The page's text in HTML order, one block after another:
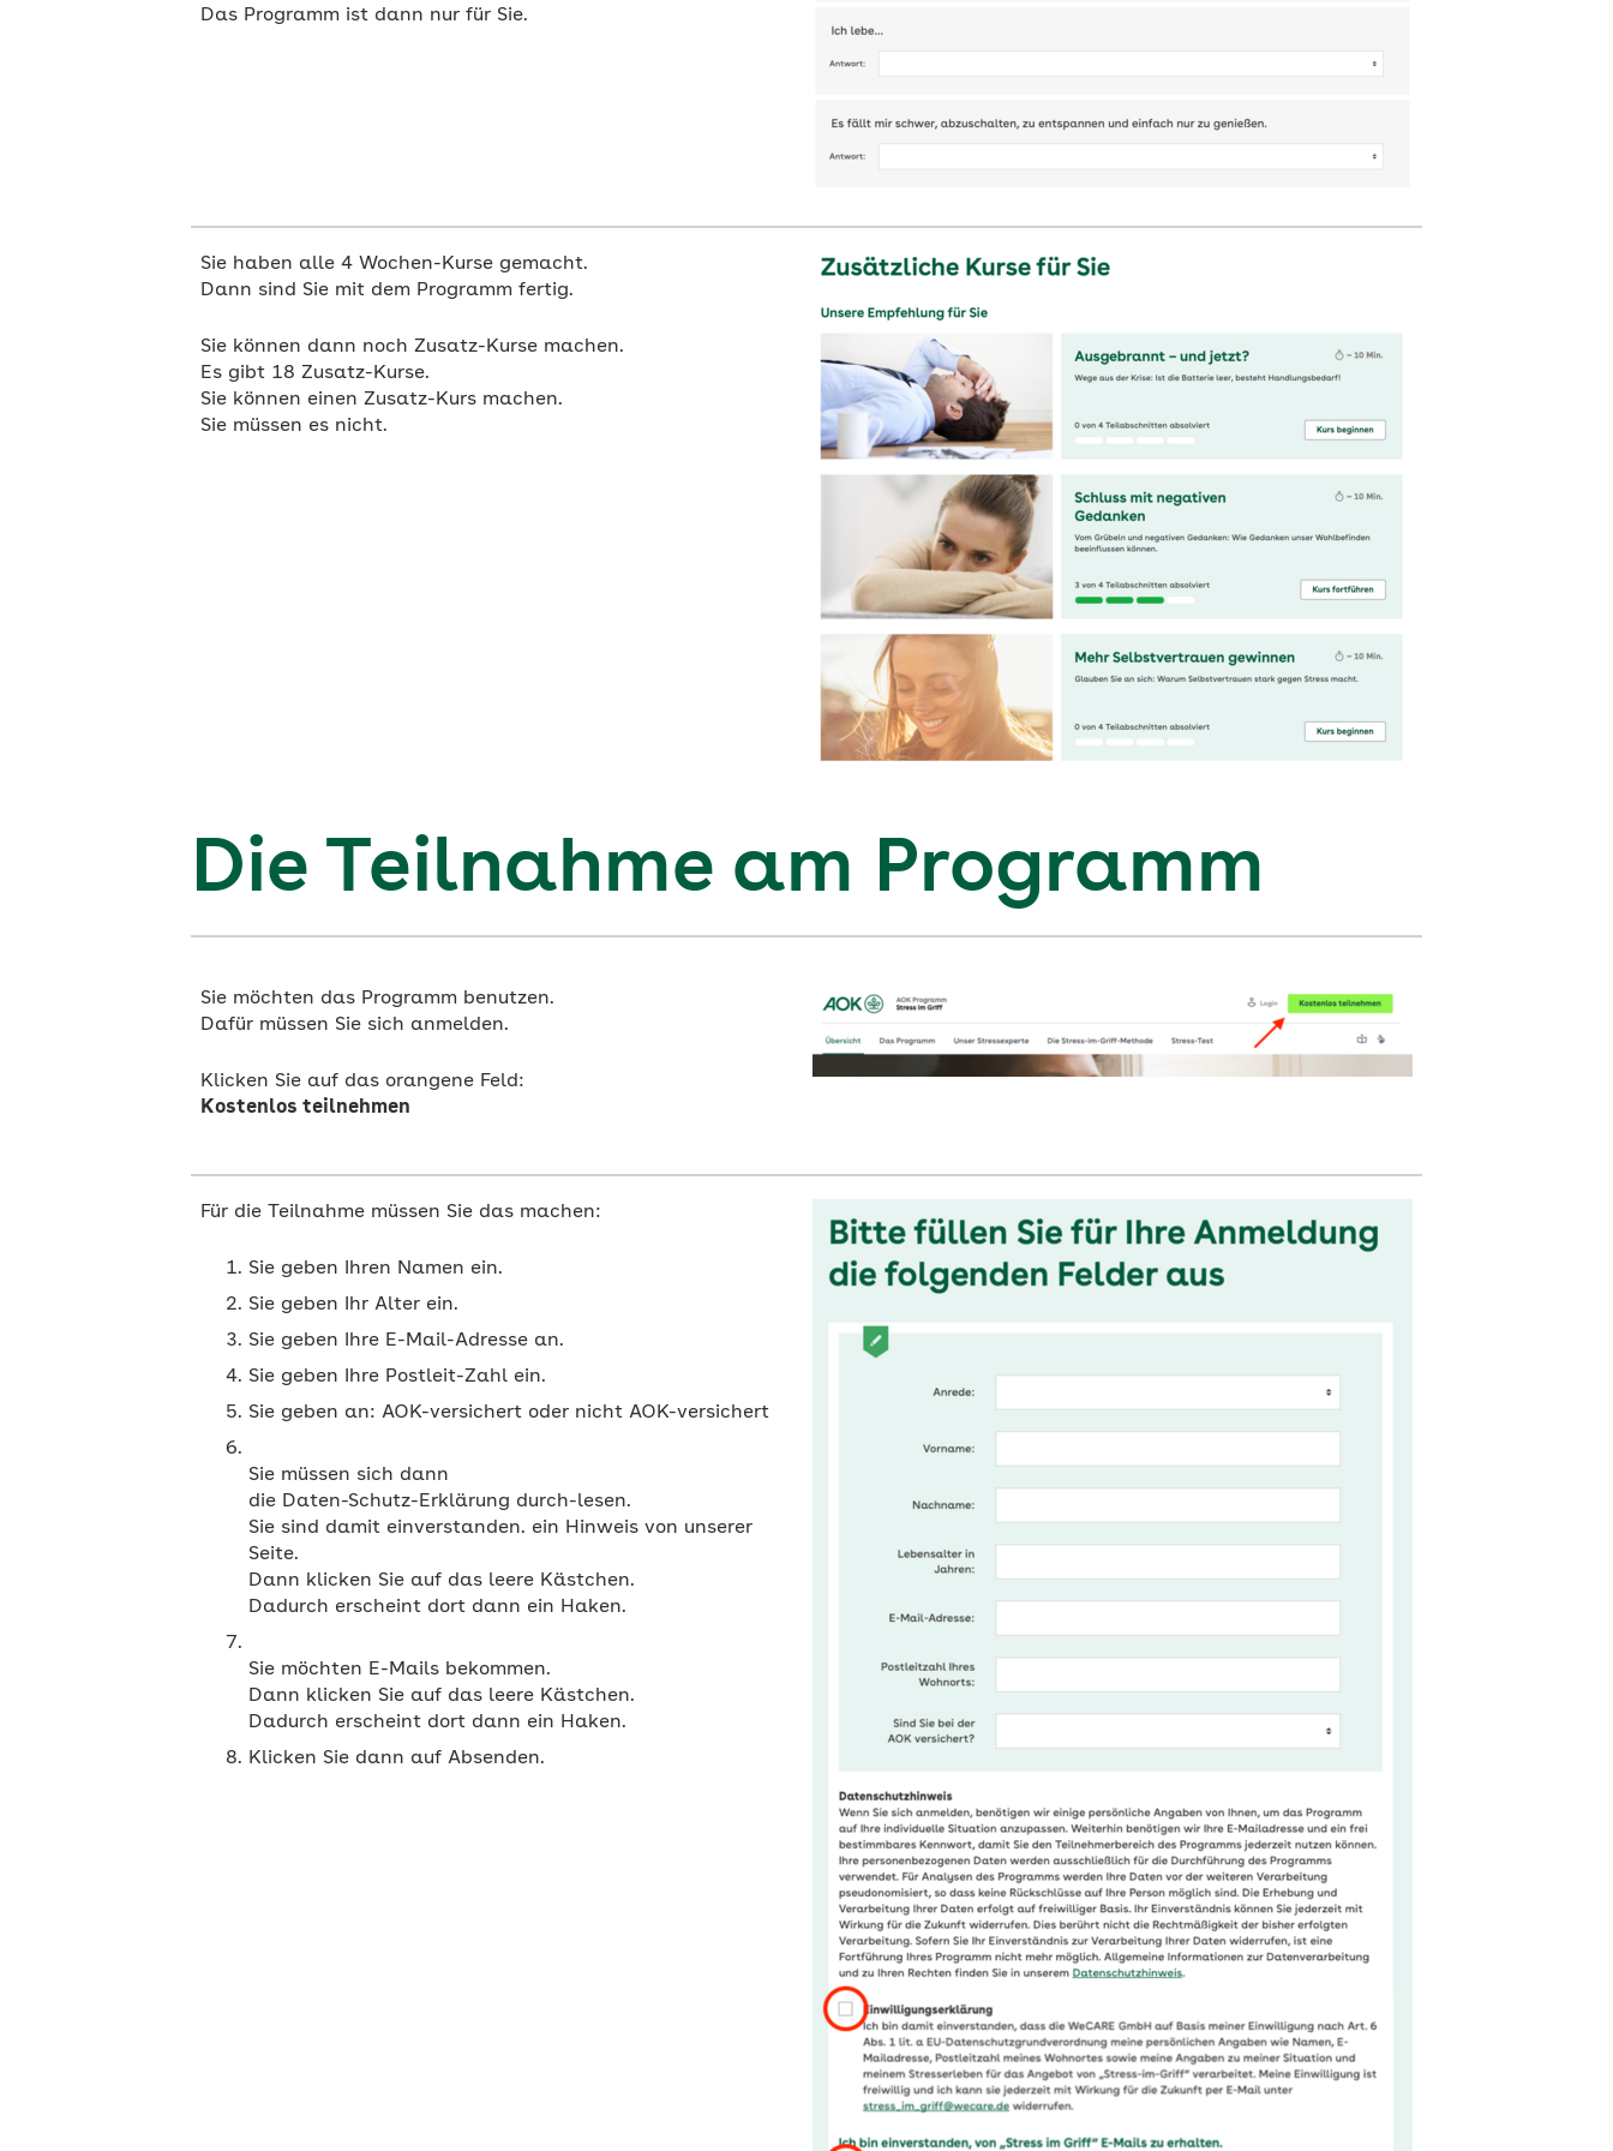
Das Programm ist dann nur für Sie.
Sie haben alle 4 Wochen-Kurse gemacht.
Dann sind Sie mit dem Programm fertig.
Sie können dann noch Zusatz-Kurse machen.
Es gibt 18 Zusatz-Kurse.
Sie können einen Zusatz-Kurs machen.
Sie müssen es nicht.
Die Teilnahme am Programm
Sie möchten das Programm benutzen.
Dafür müssen Sie sich anmelden.
Kostenlos teilnehmen
Für die Teilnahme müssen Sie das machen:
Sie geben Ihren Namen ein.
Sie geben Ihr Alter ein.
Sie geben Ihre E-Mail-Adresse an.
Sie geben Ihre Postleit-Zahl ein.
Sie geben an: AOK-versichert oder nicht AOK-versichert
Sie müssen sich dann
die Daten-Schutz-Erklärung durch-lesen.
Sie sind damit einverstanden. ein Hinweis von unserer
Seite.
Dann klicken Sie auf das leere Kästchen.
Sie möchten E-Mails bekommen.
Dann klicken Sie auf das leere Kästchen.
Klicken Sie dann auf Absenden.